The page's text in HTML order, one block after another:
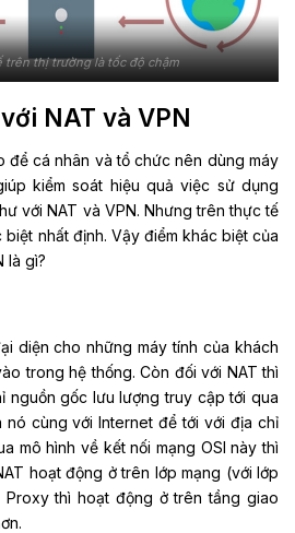
trên thị trường là tốc độ chậm
NAT và VPN
để cá nhân và tổ chức nên dùng máy
kiểm soát hiệu quả việc sử dụng
với NAT và VPN. Nhưng trên thực tế
biệt nhất định. Vậy điểm khác biệt của
là gì?
diện cho những máy tính của khách
trong hệ thống. Còn đối với NAT thì
nguồn gốc lưu lượng truy cập tới qua
cùng với Internet để tới với địa chỉ
mô hình về kết nối mạng OSI này thì
hoạt động ở trên lớp mạng (với lớp
thì hoạt động ở trên tầng giao